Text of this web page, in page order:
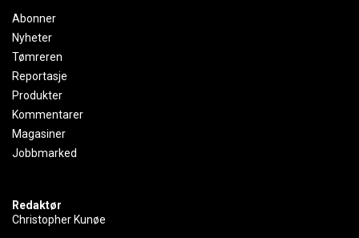
Abonner
Nyheter
Tømreren
Reportasje
Produkter
Kommentarer
Magasiner
Jobbmarked
Redaktør
Christopher Kunøe